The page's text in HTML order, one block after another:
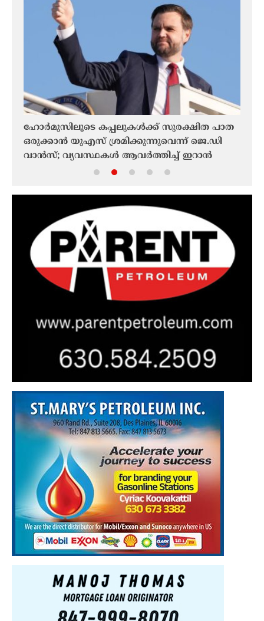
ഹോർമുസിലൂടെ കപ്പലുകൾക്ക് സുരക്ഷിത പാത
ഒരുക്കാൻ യുഎസ് ശ്രമിക്കുന്നുവെന്ന് ജെ.ഡി
വാൻസ്; വ്യവസ്ഥകൾ ആവർത്തിച്ച് ഇറാൻ